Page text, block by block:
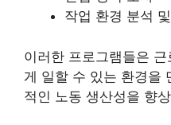
작업 환경 분석
이러한 프로그램들은
게 일할 수 있는 환경을
적인 노동 생산성을 향